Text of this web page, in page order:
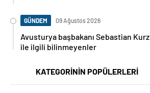
GÜNDEM 09 Ağustos 2026
Avusturya başbakanı Sebastian Kurz
ile ilgili bilinmeyenler
KATEGORİNİN POPÜLERLERİ